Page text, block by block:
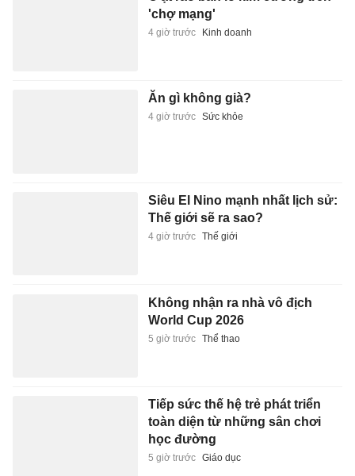
'chợ mạng'
4 giờ trước Kinh doanh
Ăn gì không già?
4 giờ trước Sức khỏe
Siêu El Nino mạnh nhất lịch sử:
Thế giới sẽ ra sao?
4 giờ trước Thế giới
Không nhận ra nhà vô địch
World Cup 2026
5 giờ trước Thể thao
Tiếp sức thế hệ trẻ phát triển
toàn diện từ những sân chơi
học đường
5 giờ trước Giáo dục